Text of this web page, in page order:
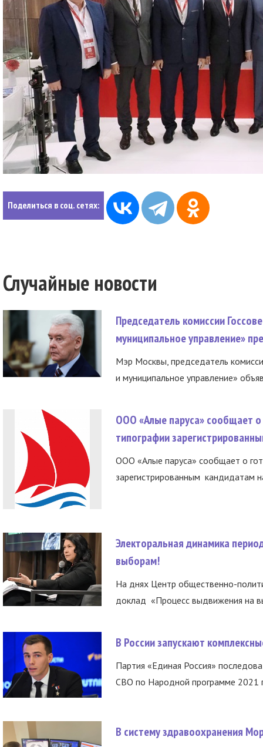
Поделиться в соц. сетях:
Случайные новости
Председатель комиссии
муниципальное управление»
Мэр Москвы, председатель
и муниципальное управление»
ООО «Алые паруса» сообщает о
типографии
ООО «Алые паруса» сообщает о
зарегистрированным кандидатам
Электоральная динамика
выборам!
На днях Центр общественно-
доклад «Процесс выдвижения на
В России запускают
Партия «Единая Россия»
СВО по Народной программе 2021
В систему здравоохранения